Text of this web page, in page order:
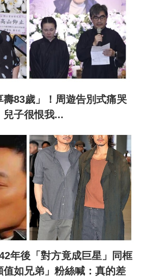
壽83歲」！周遊告別式痛哭
兒子很恨我...
年後「對方竟成巨星」同框
如兄弟」粉絲喊：真的差